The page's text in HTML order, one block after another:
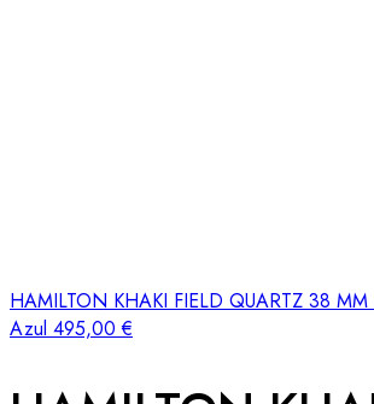
HAMILTON KHAKI FIELD QUARTZ 38
Azul 495,00€